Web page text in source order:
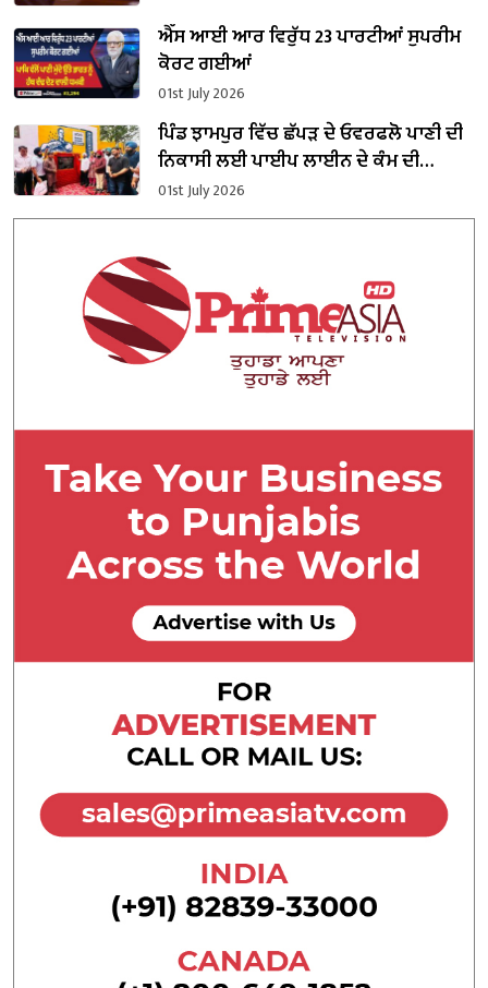
ਐੱਸ ਆਈ ਆਰ ਵਿਰੁੱਧ 23 ਪਾਰਟੀਆਂ ਸੁਪਰੀਮ
ਕੋਰਟ ਗਈਆਂ
01st July 2026
ਪਿੰਡ ਝਾਮਪੁਰ ਵਿੱਚ ਛੱਪੜ ਦੇ ਓਵਰਫਲੋ ਪਾਣੀ ਦੀ
ਨਿਕਾਸੀ ਲਈ ਪਾਈਪ ਲਾਈਨ ਦੇ ਕੰਮ ਦੀ
ਸ਼ੁਰੂਆਤ
01st July 2026